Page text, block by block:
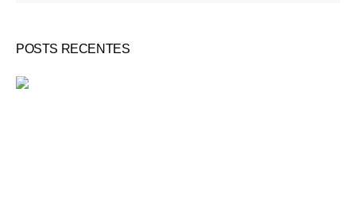
POSTS RECENTES